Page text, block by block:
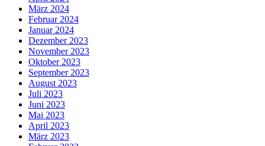
März 2024
Februar 2024
Januar 2024
Dezember 2023
November 2023
Oktober 2023
September 2023
August 2023
Juli 2023
Juni 2023
Mai 2023
April 2023
März 2023